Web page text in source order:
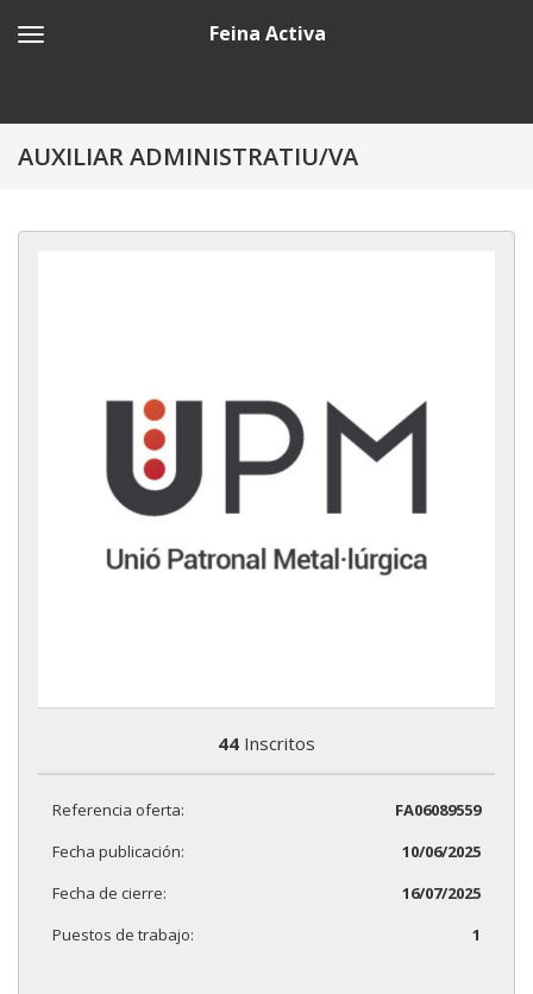
Feina Activa
AUXILIAR ADMINISTRATIU/VA
44 Inscritos
Referencia oferta:
FA06089559
Fecha publicación:
10/06/2025
Fecha de cierre:
16/07/2025
Puestos de trabajo:
1